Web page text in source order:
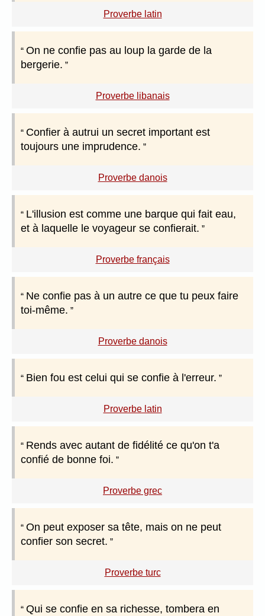
Proverbe latin
On ne confie pas au loup la garde de la
bergerie.
Proverbe libanais
Confier à autrui un secret important est
toujours une imprudence.
Proverbe danois
L'illusion est comme une barque qui fait eau,
et à laquelle le voyageur se confierait.
Proverbe français
Ne confie pas à un autre ce que tu peux faire
toi-même.
Proverbe danois
Bien fou est celui qui se confie à l'erreur.
Proverbe latin
Rends avec autant de fidélité ce qu'on t'a
confié de bonne foi.
Proverbe grec
On peut exposer sa tête, mais on ne peut
confier son secret.
Proverbe turc
Qui se confie en sa richesse, tombera en